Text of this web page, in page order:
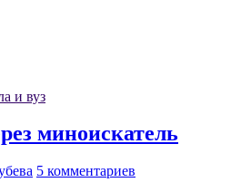
и вуз
миноискатель
5 комментариев